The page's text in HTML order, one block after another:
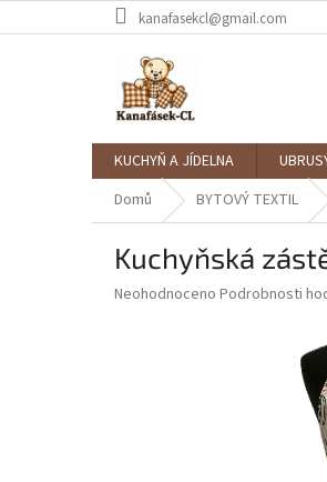
na
kanafasekcl@gmail.com
KUCHYŇ A JÍDELNA
Domů
BYTOVÝ TEXTIL
Kuchyňská
Průměrné
Neohodnoceno Podrobnosti